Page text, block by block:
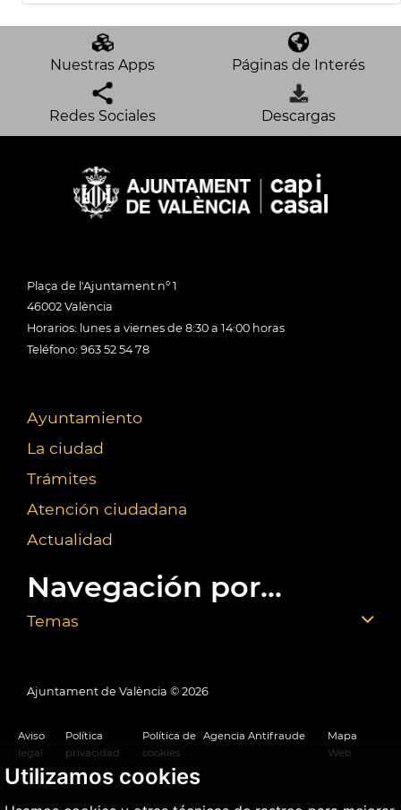
Utilizamos cookies
Nuestras Apps Páginas de Interés
Redes Sociales Descargas
Plaça de l'Ajuntament nº 1
46002 València
Horarios: lunes a viernes de 8:30 a 14:00 horas
Teléfono: 963 52 54 78
Ayuntamiento
La ciudad
Trámites
Atención ciudadana
Actualidad
Navegación por...
Temas
Ajuntament de València © 2026
Aviso
legal
Política
privacidad
Política de
cookies
Agencia Antifraude
Mapa
Web